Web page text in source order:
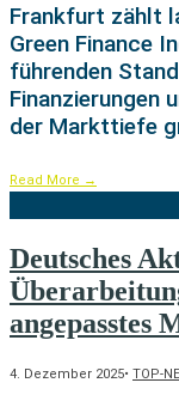
Frankfurt zählt
Green Finance
führenden
Finanzierungen
der Markttiefe
Read More →
Deutsches
angepasstes
4. Dezember 2025• TOP-